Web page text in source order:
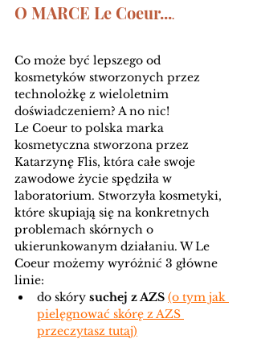
O MARCE Le Coeur....
Co może być lepszego od
kosmetyków stworzonych przez
technolożkę z wieloletnim
doświadczeniem? A no nic!
Le Coeur to polska marka
kosmetyczna stworzona przez
Katarzynę Flis, która całe swoje
zawodowe życie spędziła w
laboratorium. Stworzyła kosmetyki,
które skupiają się na konkretnych
problemach skórnych o
ukierunkowanym działaniu. W Le
Coeur możemy wyróżnić 3 główne
linie:
do skóry suchej z AZS (o tym jak
pielęgnować skórę z AZS
przeczytasz tutaj)